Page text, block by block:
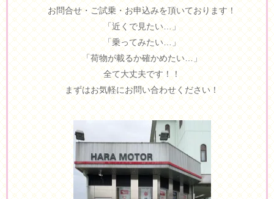
お問合せ・ご試乗・お申込みを頂いております！
「近くで見たい…」
「乗ってみたい…」
「荷物が載るか確かめたい…」
全て大丈夫です！！
まずはお気軽にお問い合わせください！